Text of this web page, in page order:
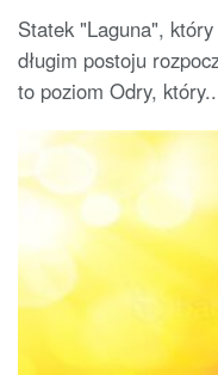
Statek "Laguna",
długim postoju
to poziom Odry,